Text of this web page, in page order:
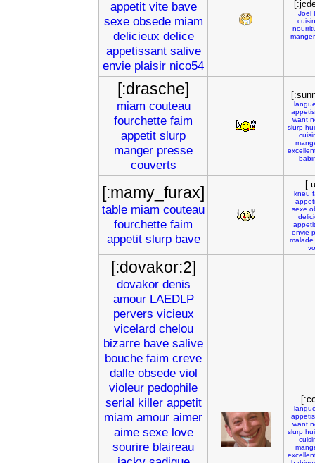
appetit vite bave
sexe obsede miam
delicieux delice
appetissant salive
envie plaisir nico54
Joel
manger
[:drasche]
miam couteau
fourchette faim
appetit slurp
manger presse
couverts
want
slurp
[:mamy_furax]
table miam couteau
fourchette faim
appetit slurp bave
kneu
sexe
envie
malade
[:dovakor:2]
dovakor denis
amour LAEDLP
pervers vicieux
vicelard chelou
bizarre bave salive
bouche faim creve
dalle obsede viol
violeur pedophile
serial killer appetit
miam amour aimer
aime sexe love
sourire blaireau
want
slurp